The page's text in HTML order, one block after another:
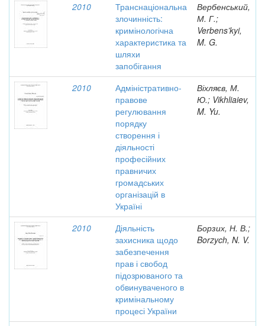
2010
Транснаціональна
злочинність:
кримінологічна
характеристика та
шляхи
запобігання
Вербенський,
М. Г.;
Verbens’kyi,
M. G.
2010
Адміністративно-
правове
регулювання
порядку
створення і
діяльності
професійних
правничих
громадських
організацій в
Україні
Віхляєв, М.
Ю.; Vikhliaiev,
M. Yu.
2010
Діяльність
захисника щодо
забезпечення
прав і свобод
підозрюваного та
обвинуваченого в
кримінальному
процесі України
Борзих, Н. В.;
Borzych, N. V.